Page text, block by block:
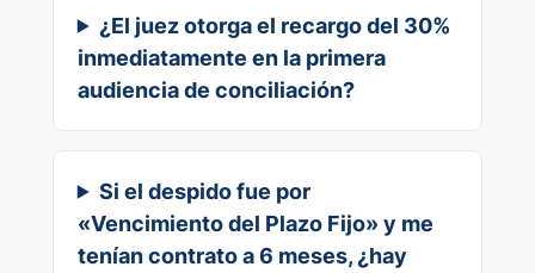
¿El juez otorga el recargo del 30%
inmediatamente en la primera
audiencia de conciliación?
Si el despido fue por
«Vencimiento del Plazo Fijo» y me
tenían contrato a 6 meses, ¿hay